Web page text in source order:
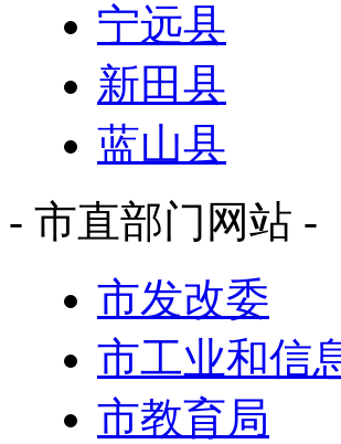
宁远县
新田县
蓝山县
- 市直部门网站 -
市发改委
市工业和信
市教育局